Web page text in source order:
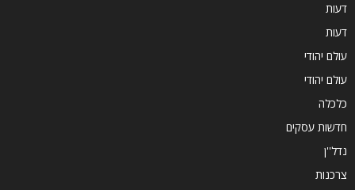
דעות
דעות
עולם יהודי
עולם יהודי
כלכלה
חדשות עסקים
נדל''ן
צרכנות